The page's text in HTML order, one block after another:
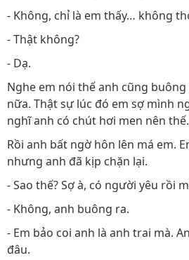
- Không, chỉ là em thấy… không
- Thật không?
- Dạ.
Nghe em nói thế anh cũng
nữa. Thật sự lúc đó em sợ mình
nghĩ anh có chút hơi men nên thế.
Rồi anh bất ngờ hôn lên má em.
nhưng anh đã kịp chặn lại.
- Sao thế? Sợ à, có người yêu rồi
- Không, anh buông ra.
- Em bảo coi anh là anh trai mà.
đâu.